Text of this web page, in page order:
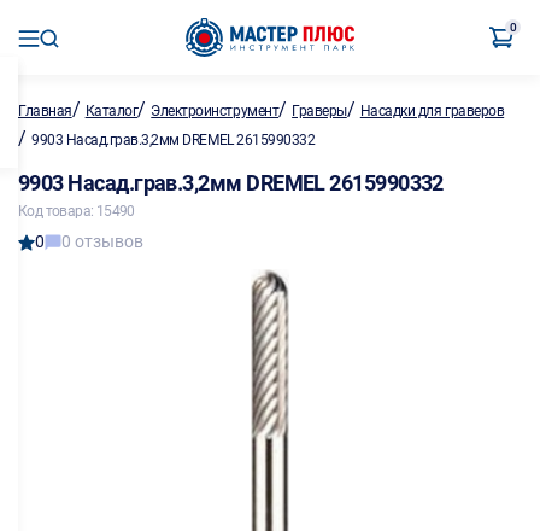
0
Главная/ Каталог/ Электроинструмент/ Граверы/ Насадки для граверов
/ 9903 Насад.грав.3,2мм DREMEL 2615990332
9903 Насад.грав.3,2мм DREMEL 2615990332
Код товара: 15490
0 0 отзывов